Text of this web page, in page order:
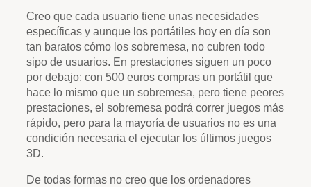
Creo que cada usuario tiene unas necesidades
específicas y aunque los portátiles hoy en día son
tan baratos cómo los sobremesa, no cubren todo
sipo de usuarios. En prestaciones siguen un poco
por debajo: con 500 euros compras un portátil que
hace lo mismo que un sobremesa, pero tiene peores
prestaciones, el sobremesa podrá correr juegos más
rápido, pero para la mayoría de usuarios no es una
condición necesaria el ejecutar los últimos juegos
3D.
De todas formas no creo que los ordenadores